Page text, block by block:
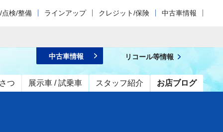
点検/整備 ラインアップ クレジット/保険 中古車情報
つ 展示車 / 試乗車 スタッフ紹介 お店ブログ
中古車情報 リコール等情報